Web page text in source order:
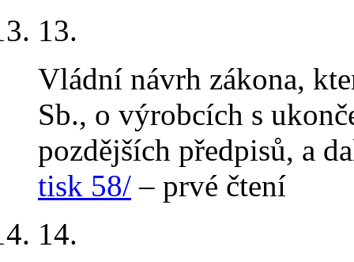
13.
Vládní návrh zákona,
Sb., o výrobcích s
pozdějších předpisů, a
tisk 58/ – prvé čtení
14.